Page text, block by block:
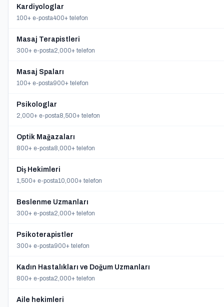
Kardiyologlar
100+ e-posta400+ telefon
Masaj Terapistleri
300+ e-posta2,000+ telefon
Masaj Spaları
100+ e-posta900+ telefon
Psikologlar
2,000+ e-posta8,500+ telefon
Optik Mağazaları
800+ e-posta8,000+ telefon
Diş Hekimleri
1,500+ e-posta10,000+ telefon
Beslenme Uzmanları
300+ e-posta2,000+ telefon
Psikoterapistler
300+ e-posta900+ telefon
Kadın Hastalıkları ve Doğum Uzmanları
800+ e-posta2,000+ telefon
Aile hekimleri